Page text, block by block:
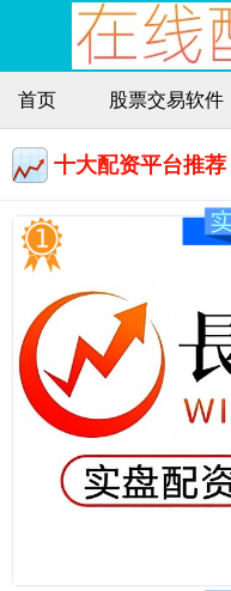
首页 股票交易软件
十大配资平台推荐